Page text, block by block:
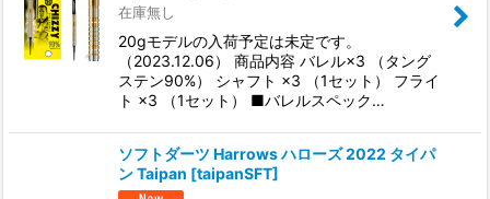
在庫無し
20gモデルの入荷予定は未定です。
（2023.12.06） 商品内容 バレル×3 （タング
ステン90%） シャフト ×3 （1セット） フライ
ト ×3 （1セット） ■バレルスペック…
ソフトダーツ Harrows ハローズ 2022 タイパ
ン Taipan [taipanSFT]